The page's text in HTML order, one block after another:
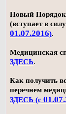
Новый Порядок
(вступает в
01.07.2016).
Медицинская
ЗДЕСЬ.
Как получить
перечнем
ЗДЕСЬ (с